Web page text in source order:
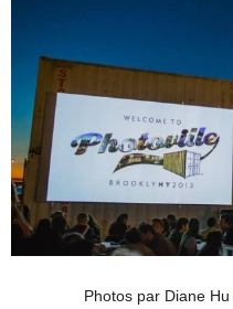
Photos par Diane Hu